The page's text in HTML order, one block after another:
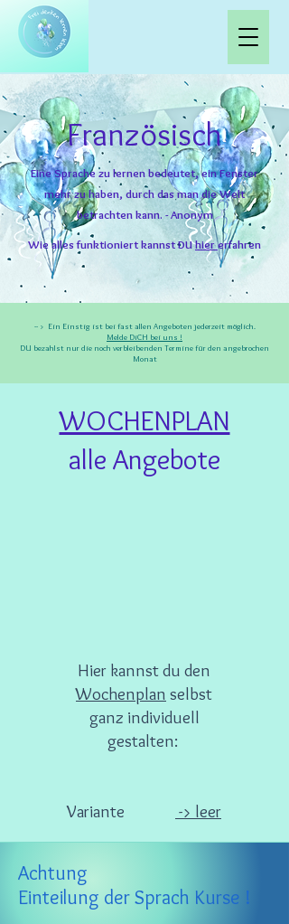
Französisch
Eine Sprache zu lernen bedeutet, ein Fenster
mehr zu haben, durch das man die Welt
betrachten kann. - Anonym
Wie alles funktioniert kannst DUhiererfahren
-- > Ein Einstig ist bei fast allen Angeboten jederzeit möglich.
Melde DiCH bei uns !
DU bezahlst nur die noch verbleibenden Terminefür den angebrochen
Monat
WOCHENPLAN
alle Angebote
Hier kannst du den
Wochenplan selbst
ganz individuell
gestalten:
Variante -> leer
Achtung
Einteilung der Sprach Kurse !